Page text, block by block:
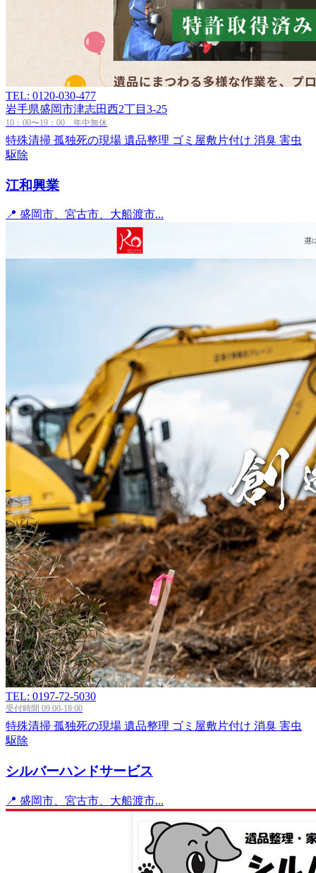
TEL: 0120-030-477
岩手県盛岡市津志田西2丁目3-25
10：00〜19：00 年中無休
特殊清掃 孤独死の現場 遺品整理 ゴミ屋敷片付け 消臭 害虫
駆除
江和興業
📍 盛岡市、宮古市、大船渡市...
TEL: 0197-72-5030
受付時間 09:00-18:00
特殊清掃 孤独死の現場 遺品整理 ゴミ屋敷片付け 消臭 害虫
駆除
シルバーハンドサービス
📍 盛岡市、宮古市、大船渡市...